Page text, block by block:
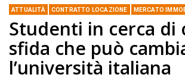
ATTUALITÀ CONTRATTO LOCAZIONE MERCATO
Studenti in cerca di
sfida che può
l’università italiana